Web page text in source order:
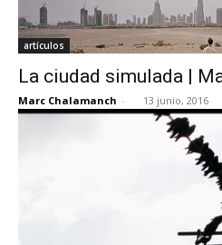
artículos
La ciudad simulada |
Marc Chalamanch - 13 junio, 2016